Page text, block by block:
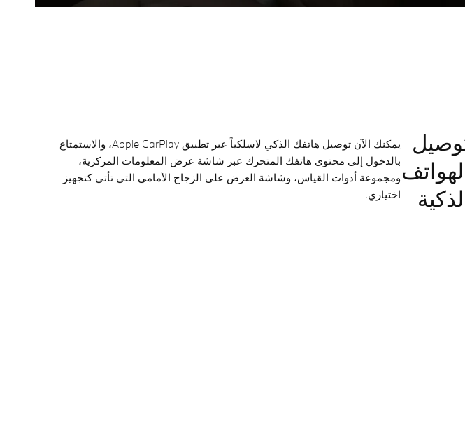
يمكنك الآن توصيل هاتفك الذكي لاسلكياً عبر تطبيق Apple CarPlay، والاستمتاع
بالدخول إلى محتوى هاتفك المتحرك عبر شاشة عرض المعلومات المركزية،
ومجموعة أدوات القياس، وشاشة العرض على الزجاج الأمامي التي تأتي كتجهيز
اختياري.